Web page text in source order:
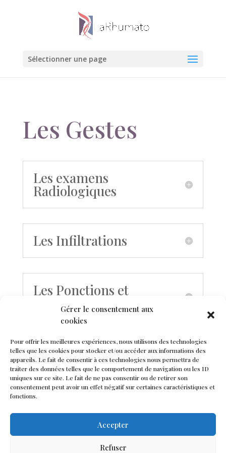
Gérer le consentement aux
cookies
Pour offrir les meilleures expériences, nous utilisons des technologies
telles que les cookies pour stocker et/ou accéder aux informations des
appareils. Le fait de consentir à ces technologies nous permettra de
traiter des données telles que le comportement de navigation ou les ID
uniques sur ce site. Le fait de ne pas consentir ou de retirer son
consentement peut avoir un effet négatif sur certaines caractéristiques et
fonctions.
Accepter
Refuser
Sélectionner une page
Les Gestes
Les examens
Radiologiques
Les Infiltrations
Les Ponctions et
Biopsies
Les Informations
Vidéo de la Société
Française de
Rhumatologie